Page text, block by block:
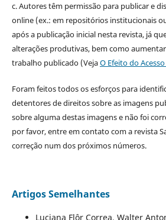
c. Autores têm permissão para publicar e
online (ex.: em repositórios institucionais
após a publicação inicial nesta revista, já
alterações produtivas, bem como
trabalho publicado (VejaO Efeito do
Foram feitos todos os esforços para
detentores de direitos sobre as imagens
sobre alguma destas imagens e não foi
por favor, entre em contato com a revista
correção num dos próximos números.
Artigos Semelhantes
Luciana Flôr Correa, Walter